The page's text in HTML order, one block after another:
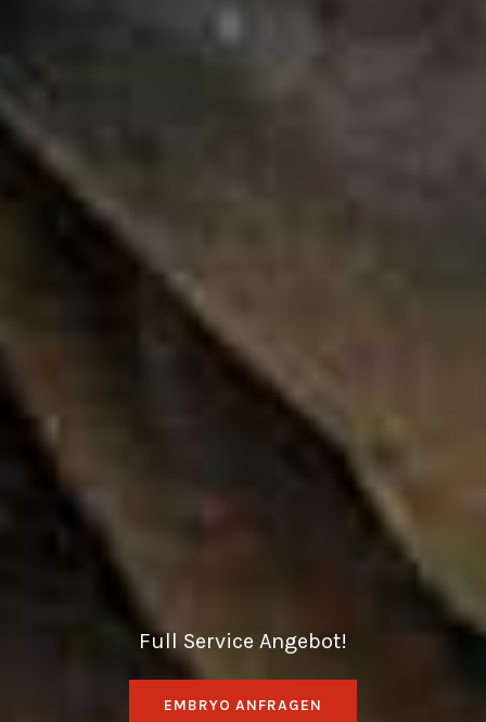
Full Service Angebot!
EMBRYO ANFRAGEN